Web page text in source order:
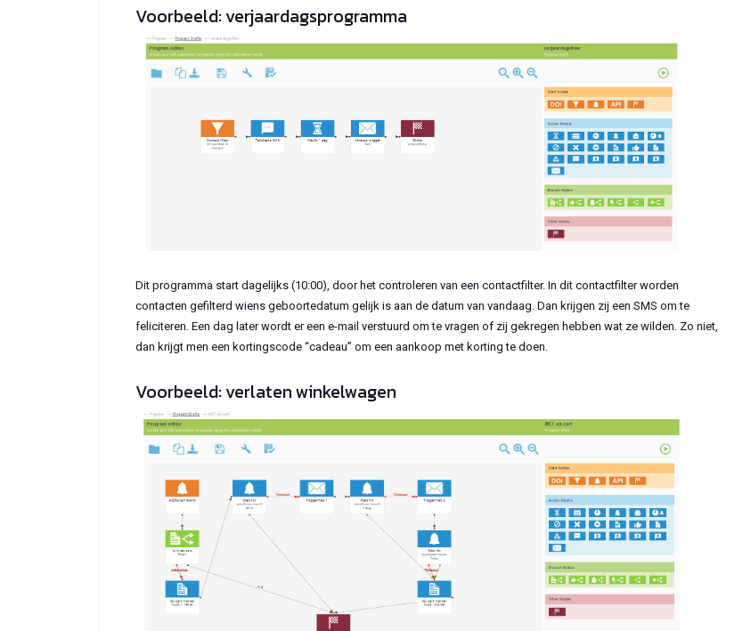
Voorbeeld: verjaardagsprogramma
Dit programma start dagelijks (10:00), door het controleren van een contactfilter. In dit contactfilter worden
contacten gefilterd wiens geboortedatum gelijk is aan de datum van vandaag. Dan krijgen zij een SMS om te
feliciteren. Een dag later wordt er een e-mail verstuurd om te vragen of zij gekregen hebben wat ze wilden. Zo niet,
dan krijgt men een kortingscode “cadeau” om een aankoop met korting te doen.
Voorbeeld: verlaten winkelwagen